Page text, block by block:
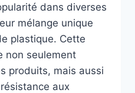
dans diverses
mélange unique
plastique. Cette
non seulement
produits, mais aussi
aux